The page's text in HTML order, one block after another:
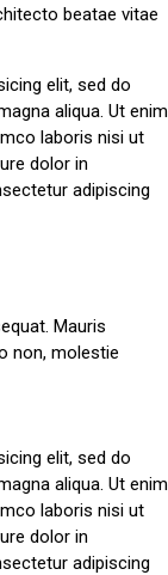
beatae vitae
elit, sed do
aliqua. Ut enim
laboris nisi ut
dolor in
adipiscing
Mauris
non, molestie
elit, sed do
aliqua. Ut enim
laboris nisi ut
dolor in
adipiscing